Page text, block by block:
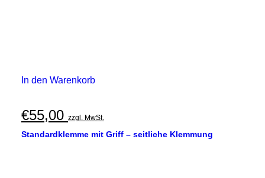
In den Warenkorb
€55,00 zzgl. MwSt.
Standardklemme mit Griff – seitliche Klemmung